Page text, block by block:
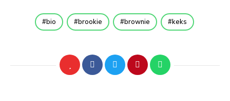
bio brookie brownie keks